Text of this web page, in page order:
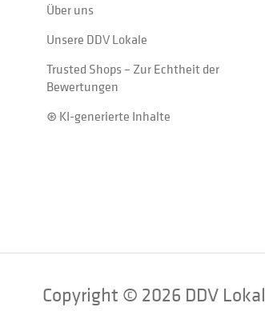
Über uns
Unsere DDV Lokale
Trusted Shops – Zur Echtheit der
Bewertungen
⊛ KI-generierte Inhalte
Copyright © 2026 DDV Lokal